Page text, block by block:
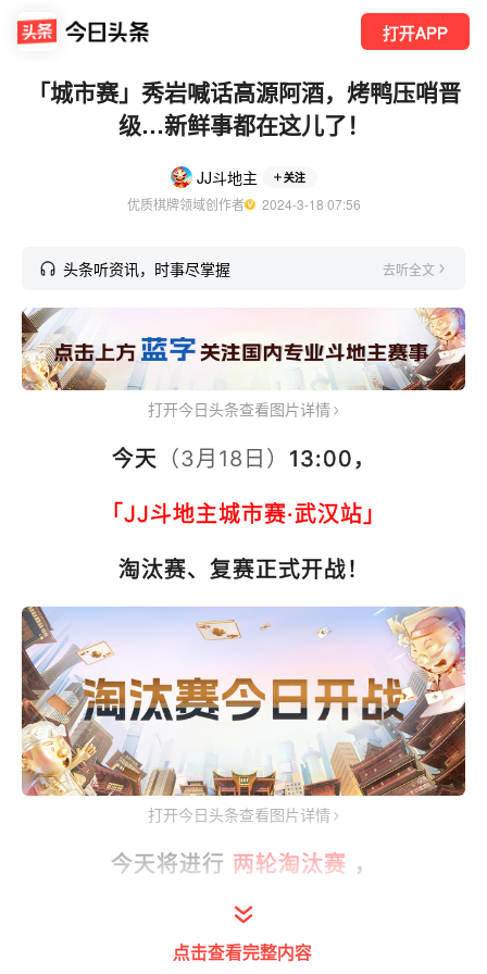
打开APP
「城市赛」秀岩喊话高源阿酒，烤鸭压哨晋
级…新鲜事都在这儿了！
JJ斗地主 关注
优质棋牌领域创作者
  2024-3-18 07:56
头条听资讯，时事尽掌握 去听全文
打开今日头条查看图片详情
今天 （3月18日） 13:00，
「JJ斗地主城市赛·武汉站」
淘汰赛、复赛正式开战！
打开今日头条查看图片详情
今天将进行 两轮淘汰赛 ，
两轮瑞士移位赛
点击查看完整内容